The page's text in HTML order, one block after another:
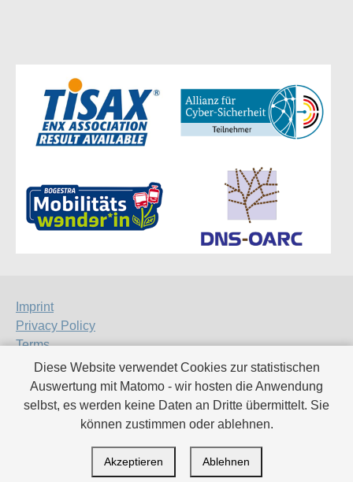
Imprint
Privacy Policy
Terms
Certificates
Deutsch
English
LinkedIn
Diese Website verwendet Cookies zur statistischen
Auswertung mit Matomo - wir hosten die Anwendung
selbst, es werden keine Daten an Dritte übermittelt. Sie
können zustimmen oder ablehnen.
Akzeptieren Ablehnen